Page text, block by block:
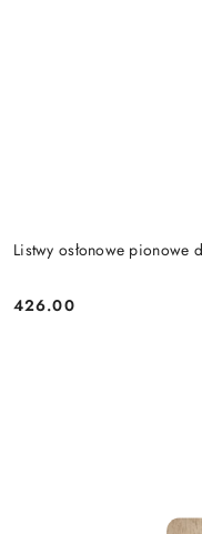
Listwy osłonowe pionowe
Cena:
426.00